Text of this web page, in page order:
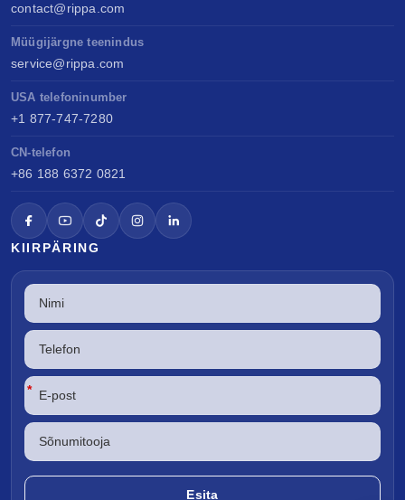
contact@rippa.com
Müügijärgne teenindus
service@rippa.com
USA telefoninumber
+1 877-747-7280
CN-telefon
+86 188 6372 0821
KIIRPÄRING
*